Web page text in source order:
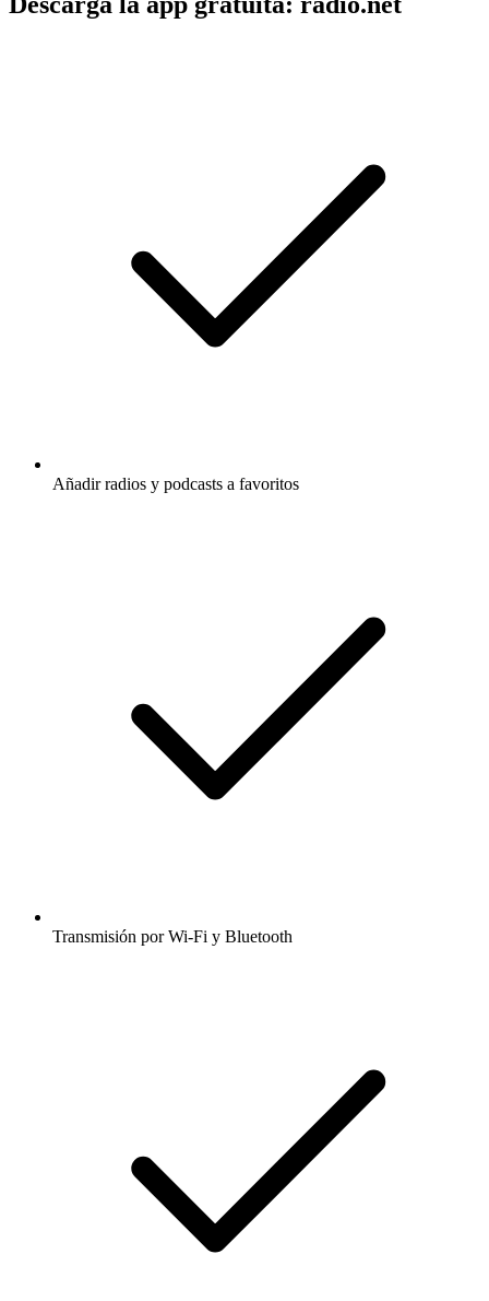
Añadir radios y podcasts a favoritos
Transmisión por Wi-Fi y Bluetooth